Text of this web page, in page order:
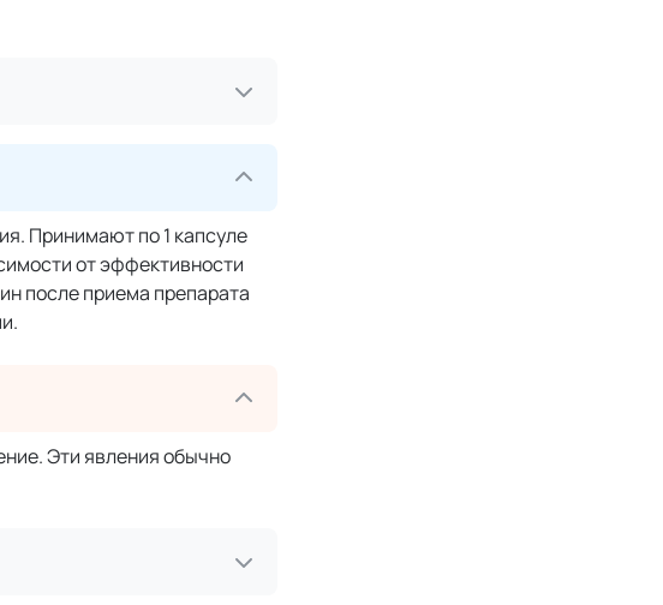
Принимают по 1 капсуле
от эффективности
после приема препарата
Эти явления обычно